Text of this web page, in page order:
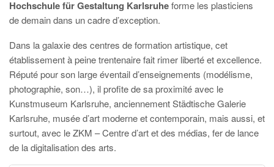
Hochschulefür Gestaltung Karlsruheforme les plasticiens
de demain dans un cadre d’exception.
Dans la galaxie des centres de formation artistique, cet
établissement à peine trentenaire fait rimer liberté et excellence.
Réputé pour son large éventail d’enseignements (modélisme,
photographie, son…), il profite de sa proximité avec le
Kunstmuseum Karlsruhe, anciennement Städtische Galerie
Karlsruhe, musée d’art moderne et contemporain, mais aussi, et
surtout, avec le ZKM – Centre d’art et des médias, fer de lance
de la digitalisation des arts.